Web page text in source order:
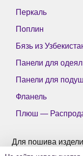
Перкаль
Поплин
Бязь из
Панели для одеял
Панели для
Фланель
Плюш —
Для пошива